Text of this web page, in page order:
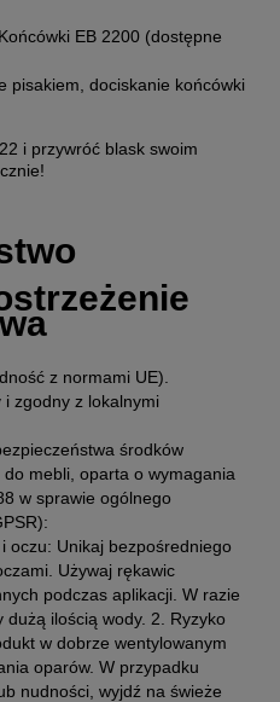
Końcówki EB 2200 (dostępne
pisakiem, dociskanie końcówki
i przywróć blask swoim
z normami UE).
zgodny z lokalnymi
środków
mebli, oparta o wymagania
w sprawie ogólnego
oczu: Unikaj bezpośredniego
Używaj rękawic
podczas aplikacji. W razie
ilością wody. 2. Ryzyko
w dobrze wentylowanym
oparów. W przypadku
nudności, wyjdź na świeże